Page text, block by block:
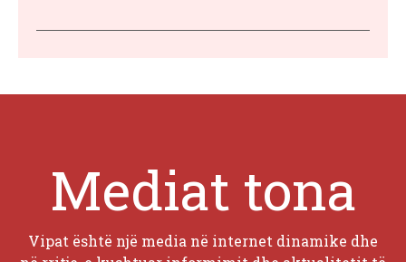
Mediat tona
Vipat është një media në internet dinamike dhe